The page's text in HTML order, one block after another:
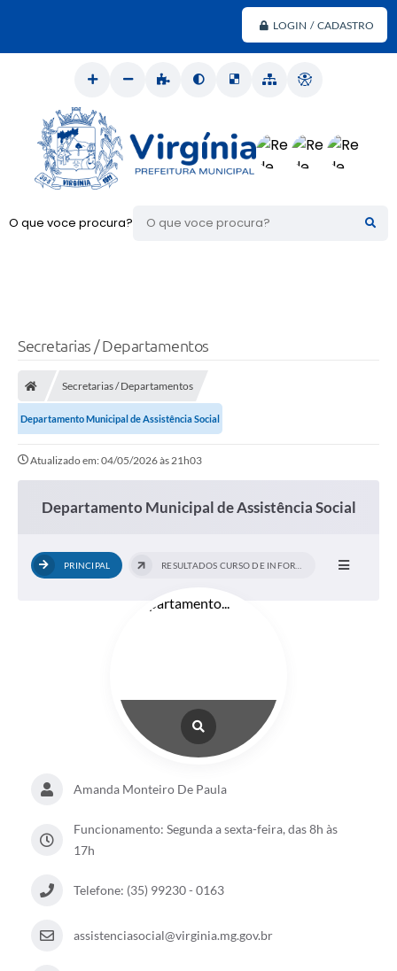
LOGIN / CADASTRO
O que voce procura?
Secretarias / Departamentos
Secretarias / Departamentos
Departamento Municipal de Assistência Social
Atualizado em: 04/05/2026 às 21h03
Departamento Municipal de Assistência Social
PRINCIPAL
Amanda Monteiro De Paula
Funcionamento: Segunda a sexta-feira, das 8h às
17h
Telefone: (35) 99230 - 0163
assistenciasocial@virginia.mg.gov.br